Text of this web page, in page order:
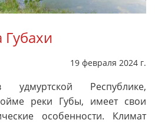
19 февраля 2024 г.
Республике,
реки Губы, имеет свои
особенности. Климат